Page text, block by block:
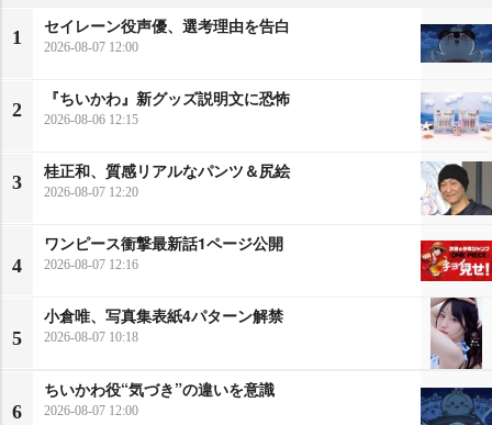
1
セイレーン役声優、選考理由を告白
2026-08-07 12:00
2
『ちいかわ』新グッズ説明文に恐怖
2026-08-06 12:15
3
桂正和、質感リアルなパンツ＆尻絵
2026-08-07 12:20
4
ワンピース衝撃最新話1ページ公開
2026-08-07 12:16
5
小倉唯、写真集表紙4パターン解禁
2026-08-07 10:18
6
ちいかわ役“気づき”の違いを意識
2026-08-07 12:00